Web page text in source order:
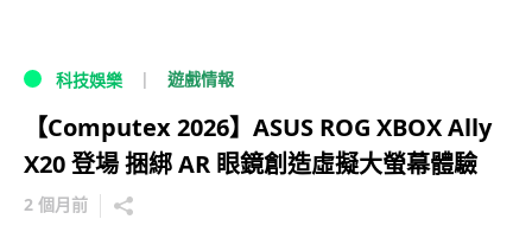
科技娛樂 遊戲情報
【Computex 2026】ASUS ROG XBOX Ally
X20 登場 捆綁 AR 眼鏡創造虛擬大螢幕體驗
2 個月前